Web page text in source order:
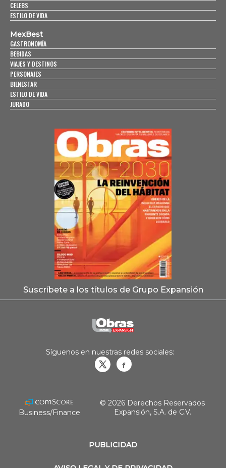
CELEBS
ESTILO DE VIDA
MexBest
GASTRONOMÍA
BEBIDAS
VIAJES Y DESTINOS
PERSONAJES
BIENESTAR
ESTILO DE VIDA
JURADO
Suscríbete a los títulos de Grupo Expansión
PUBLICIDAD
Síguenos en nuestras redes sociales:
Business/Finance
© 2026 Derechos Reservados
Expansión, S.A. de C.V.